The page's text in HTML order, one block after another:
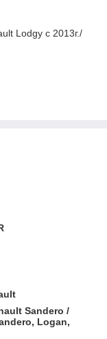
Lodgy с 2013г./
Sandero /
Logan,